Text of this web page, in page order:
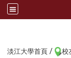
淡江大學首頁 / 校